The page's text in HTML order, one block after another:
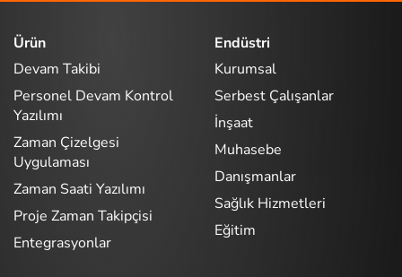
Ürün
Devam Takibi
Personel Devam Kontrol
Yazılımı
Zaman Çizelgesi
Uygulaması
Zaman Saati Yazılımı
Proje Zaman Takipçisi
Entegrasyonlar
Endüstri
Kurumsal
Serbest Çalışanlar
İnşaat
Muhasebe
Danışmanlar
Sağlık Hizmetleri
Eğitim